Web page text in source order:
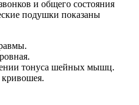
и общего состояния
подушки показаны
тонуса шейных мышц.
кривошея.